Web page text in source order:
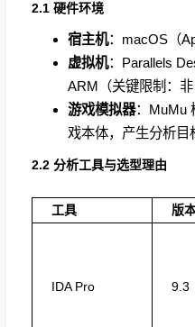
2.1 硬件环境
宿主机：macOS（
虚拟机：Parallels
ARM（关键限制：非
游戏模拟器：MuMu
戏本体，产生分析目
2.2 分析工具与选型理由
工具 版
IDA Pro 9.3